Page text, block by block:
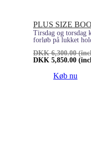
PLUS SIZE
Tirsdag og torsdag
forløb på lukket
DKK 6,300.00
DKK 5,850.00
Køb nu